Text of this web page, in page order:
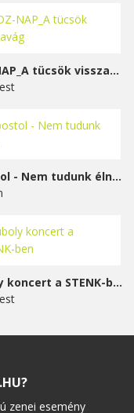
BDZ-NAP_A tücsök visszavág
Apostol - Nem tudunk élni...
Zuboly koncert a STENK-ben
zenei esemény